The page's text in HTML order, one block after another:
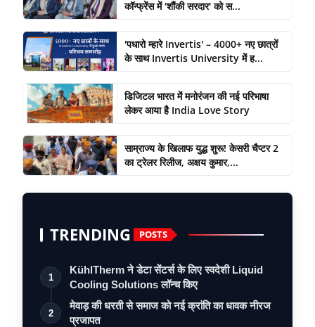
कॉन्फ्रेंस में 'शौंकी सरदार' को स...
'पधारो म्हारे Invertis' – 4000+ नए छात्रों
के साथ Invertis University में ह...
डिजिटल भारत में मनोरंजन की नई परिभाषा
लेकर आया है India Love Story
साम्राज्य के खिलाफ युद्ध शुरू! केसरी चैप्टर 2
का ट्रेलर रिलीज, अक्षय कुमार,...
TRENDING POSTS
1
KühlTherm ने डेटा सेंटर्स के लिए स्वदेशी Liquid
Cooling Solutions लॉन्च किए
2
मेवाड़ की धरती से समाज को नई क्रांति का धावक नीरज
प्रजापत